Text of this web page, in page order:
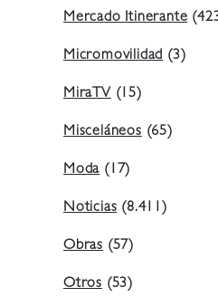
Mercado Itinerante
Micromovilidad(3)
MiraTV(15)
Misceláneos(65)
Moda(17)
Noticias(8.411)
Obras (57)
Otros (53)